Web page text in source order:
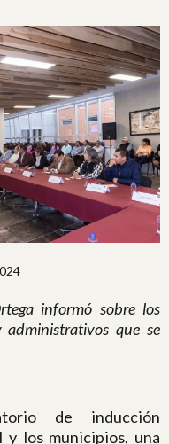
informó sobre los
administrativos que se
de inducción
y los municipios, una